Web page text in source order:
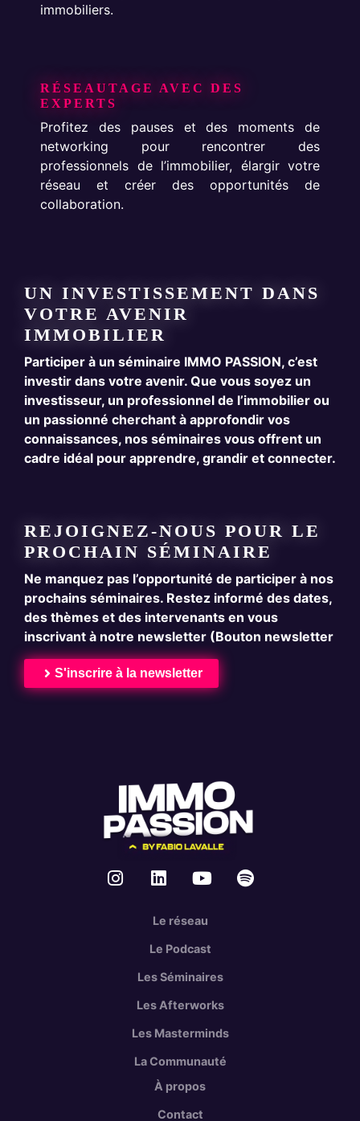
immobiliers.
RÉSEAUTAGE AVEC DES
EXPERTS
Profitez des pauses et des moments de
networking pour rencontrer des
professionnels de l’immobilier, élargir votre
réseau et créer des opportunités de
collaboration.
UN INVESTISSEMENT DANS
VOTRE AVENIR
IMMOBILIER
Participer à un séminaire IMMO PASSION, c’est
investir dans votre avenir. Que vous soyez un
investisseur, un professionnel de l’immobilier ou
un passionné cherchant à approfondir vos
connaissances, nos séminaires vous offrent un
cadre idéal pour apprendre, grandir et connecter.
REJOIGNEZ-NOUS POUR LE
PROCHAIN SÉMINAIRE
Ne manquez pas l’opportunité de participer à nos
prochains séminaires. Restez informé des dates,
des thèmes et des intervenants en vous
inscrivant à notre newsletter (Bouton newsletter
S'inscrire à la newsletter
Le réseau
Le Podcast
Les Séminaires
Les Afterworks
Les Masterminds
La Communauté
À propos
Contact